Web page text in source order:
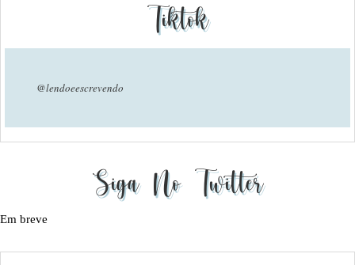
Tiktok
@lendoeescrevendo
Siga No Twitter
Em breve